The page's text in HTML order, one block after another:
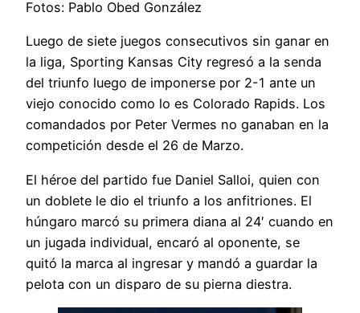
Fotos: Pablo Obed González
Luego de siete juegos consecutivos sin ganar en
la liga, Sporting Kansas City regresó a la senda
del triunfo luego de imponerse por 2-1 ante un
viejo conocido como lo es Colorado Rapids. Los
comandados por Peter Vermes no ganaban en la
competición desde el 26 de Marzo.
El héroe del partido fue Daniel Salloi, quien con
un doblete le dio el triunfo a los anfitriones. El
húngaro marcó su primera diana al 24′ cuando en
un jugada individual, encaró al oponente, se
quitó la marca al ingresar y mandó a guardar la
pelota con un disparo de su pierna diestra.